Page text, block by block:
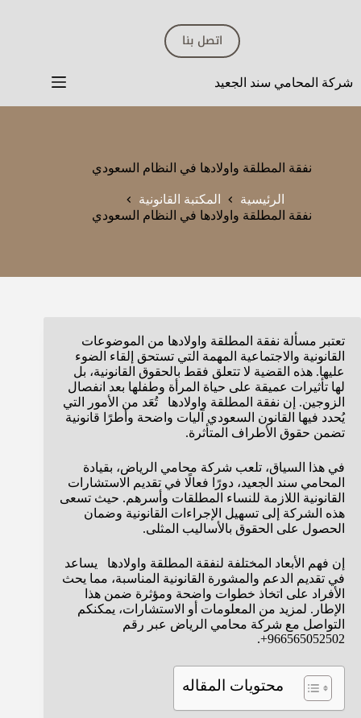
اتصل بنا
شركة المحامي سند الجعيد
نفقة المطلقة واولادها في النظام السعودي
الرئيسية
المكتبة القانونية
نفقة المطلقة واولادها في النظام السعودي
تعتبر مسألة نفقة المطلقة واولادها من الموضوعات
القانونية والاجتماعية المهمة التي تستحق إلقاء الضوء
عليها. هذه القضية لا تتعلق فقط بالحقوق القانونية، بل
لها تأثيرات عميقة على حياة المرأة وطفلها بعد انفصال
الزوجين. إن نفقة المطلقة واولادها تُعَد من الأمور التي
يُحدد فيها القانون السعودي آليات واضحة وأطرًا قانونية
تضمن حقوق الأطراف المتأثرة.
في هذا السياق، تلعب شركة محامي الرياض، بقيادة
المحامي سند الجعيد، دورًا فعالًا في تقديم الاستشارات
القانونية اللازمة للنساء المطلقات وأسرهم. حيث تسعى
هذه الشركة إلى تسهيل الإجراءات القانونية وضمان
الحصول على الحقوق بالأساليب المثلى.
إن فهم الأبعاد المختلفة لنفقة المطلقة واولادها يساعد
في تقديم الدعم والمشورة القانونية المناسبة، مما يحث
الأفراد على اتخاذ خطوات واضحة ومؤثرة ضمن هذا
الإطار. لمزيد من المعلومات أو الاستشارات، يمكنكم
التواصل مع شركة محامي الرياض عبر رقم
966565052502+.
محتويات المقاله